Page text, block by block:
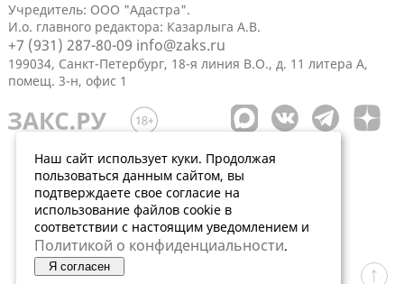
Учредитель: ООО "Адастра".
И.о. главного редактора: Казарлыга А.В.
+7 (931) 287-80-09 info@zaks.ru
199034, Санкт-Петербург, 18-я линия В.О., д. 11 литера А,
помещ. 3-н, офис 1
Наш сайт использует куки. Продолжая
пользоваться данным сайтом, вы
подтверждаете свое согласие на
использование файлов cookie в
соответствии с настоящим уведомлением и
Политикой о конфиденциальности.
Я согласен